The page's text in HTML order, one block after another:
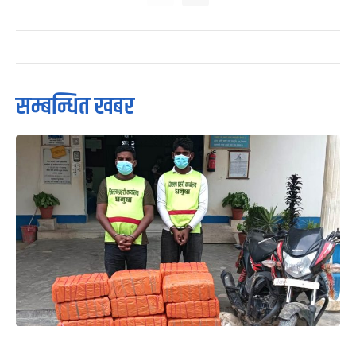
सम्बन्धित खबर